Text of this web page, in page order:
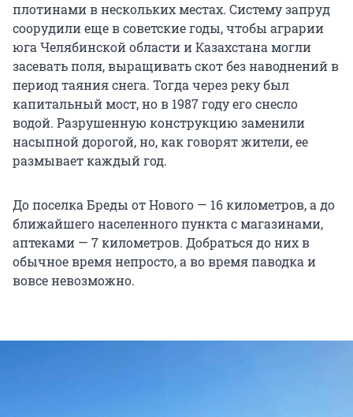
плотинами в нескольких местах. Систему запруд
соорудили еще в советские годы, чтобы аграрии
юга Челябинской области и Казахстана могли
засевать поля, выращивать скот без наводнений в
период таяния снега. Тогда через реку был
капитальный мост, но в 1987 году его снесло
водой. Разрушенную конструкцию заменили
насыпной дорогой, но, как говорят жители, ее
размывает каждый год.
До поселка Бреды от Нового — 16 километров, а до
ближайшего населенного пункта с магазинами,
аптеками — 7 километров. Добраться до них в
обычное время непросто, а во время паводка и
вовсе невозможно.